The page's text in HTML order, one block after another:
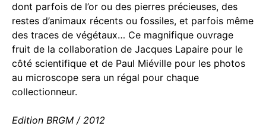
dont parfois de l’or ou des pierres précieuses, des
restes d’animaux récents ou fossiles, et parfois même
des traces de végétaux… Ce magnifique ouvrage
fruit de la collaboration de Jacques Lapaire pour le
côté scientifique et de Paul Miéville pour les photos
au microscope sera un régal pour chaque
collectionneur.
Edition BRGM / 2012